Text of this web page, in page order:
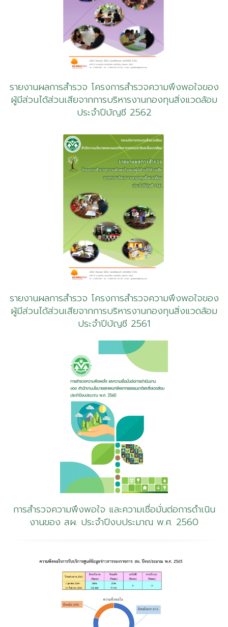
รายงานผลการสำรวจ โครงการสำรวจความพึงพอใจของ
ผู้มีส่วนได้ส่วนเสียจากการบริหารงานกองทุนสิ่งแวดล้อม
ประจำปีบัญชี 2562
รายงานผลการสำรวจ โครงการสำรวจความพึงพอใจของ
ผู้มีส่วนได้ส่วนเสียจากการบริหารงานกองทุนสิ่งแวดล้อม
ประจำปีบัญชี 2561
การสำรวจความพึงพอใจ และความเชื่อมั่นต่อการดำเนิน
งานของ สผ. ประจำปีงบประมาณ พ.ศ. 2560